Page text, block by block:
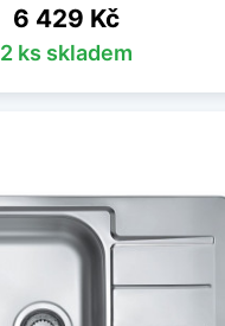
Cena
6 429 Kč
2 ks skladem